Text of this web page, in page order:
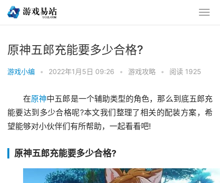
原神五郎充能要多少合格?
游戏小编 • 2022年1月5日 09:26 • 游戏攻略 • 阅读 1925
在原神中五郎是一个辅助类型的角色，那么到底五郎充
能要达到多少合格呢?本文我们整理了相关的配装方案，希
望能够对小伙伴们有所帮助，一起看看吧!
原神五郎充能要多少合格?